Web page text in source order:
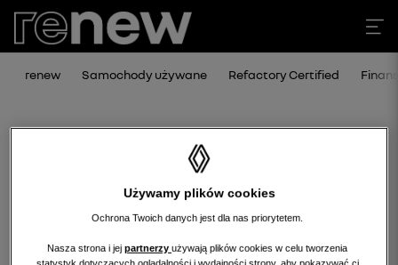
renew Samochody używane Refactory Certified
Używamy plików cookies
Ochrona Twoich danych jest dla nas priorytetem.
Nasza strona i jej partnerzy używają plików cookies w celu tworzenia